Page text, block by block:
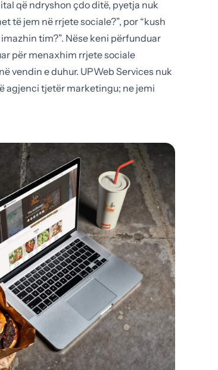
që ndryshon çdo ditë, pyetja nuk
të jem në rrjete sociale?”, por “kush
tim?”. Nëse keni përfunduar
për menaxhim rrjete sociale
vendin e duhur. UPWeb Services nuk
agjenci tjetër marketingu; ne jemi